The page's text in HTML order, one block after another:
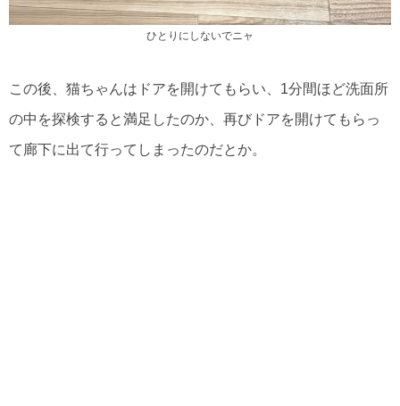
ひとりにしないでニャ
この後、猫ちゃんはドアを開けてもらい、1分間ほど洗面所
の中を探検すると満足したのか、再びドアを開けてもらっ
て廊下に出て行ってしまったのだとか。